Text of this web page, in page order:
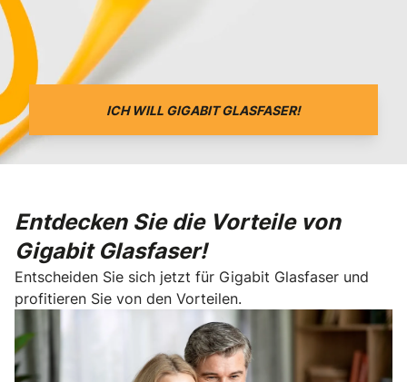
ICH WILL GIGABIT GLASFASER!
Entdecken Sie die Vorteile von
Gigabit Glasfaser!
Entscheiden Sie sich jetzt für Gigabit Glasfaser und
profitieren Sie von den Vorteilen.